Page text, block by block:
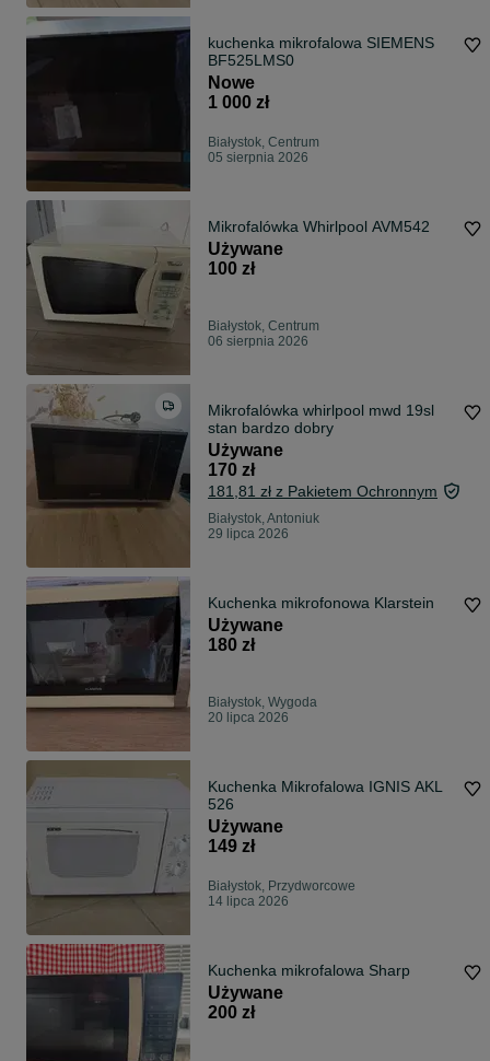
kuchenka mikrofalowa SIEMENS
BF525LMS0
Nowe
1 000 zł
Białystok, Centrum
05 sierpnia 2026
Mikrofalówka Whirlpool AVM542
Używane
100 zł
Białystok, Centrum
06 sierpnia 2026
Mikrofalówka whirlpool mwd 19sl
stan bardzo dobry
Używane
170 zł
181,81 zł z Pakietem Ochronnym
Białystok, Antoniuk
29 lipca 2026
Kuchenka mikrofonowa Klarstein
Używane
180 zł
Białystok, Wygoda
20 lipca 2026
Kuchenka Mikrofalowa IGNIS AKL
526
Używane
149 zł
Białystok, Przydworcowe
14 lipca 2026
Kuchenka mikrofalowa Sharp
Używane
200 zł